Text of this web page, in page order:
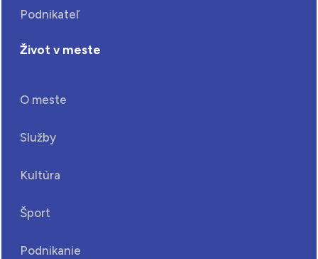
Podnikateľ
Život v meste
O meste
Služby
Kultúra
Šport
Podnikanie